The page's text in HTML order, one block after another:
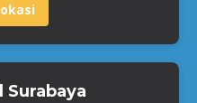
Surabaya